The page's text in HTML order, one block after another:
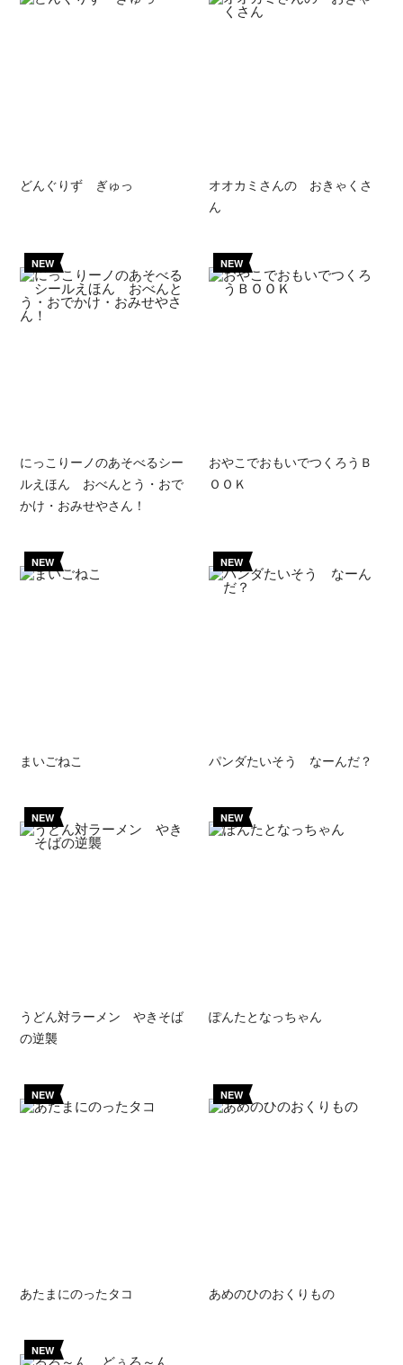
どんぐりず ぎゅっ
オオカミさんの おきゃくさ
ん
NEW
にっこりーノのあそべるシー
ルえほん おべんとう・おで
かけ・おみせやさん！
NEW
おやこでおもいでつくろうＢ
ＯＯＫ
NEW
まいごねこ
NEW
パンダたいそう なーんだ？
NEW
うどん対ラーメン やきそば
の逆襲
NEW
ぽんたとなっちゃん
NEW
あたまにのったタコ
NEW
あめのひのおくりもの
NEW